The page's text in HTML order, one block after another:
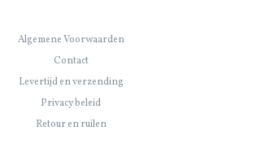
Algemene Voorwaarden
Contact
Levertijd en verzending
Privacy beleid
Retour en ruilen